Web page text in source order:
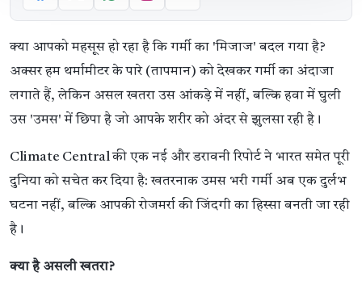
क्या आपको महसूस हो रहा है कि गर्मी का 'मिजाज' बदल गया है?
अक्सर हम थर्मामीटर के पारे (तापमान) को देखकर गर्मी का अंदाजा
लगाते हैं, लेकिन असल खतरा उस आंकड़े में नहीं, बल्कि हवा में घुली
उस 'उमस' में छिपा है जो आपके शरीर को अंदर से झुलसा रही है।
Climate Central की एक नई और डरावनी रिपोर्ट ने भारत समेत पूरी
दुनिया को सचेत कर दिया है: खतरनाक उमस भरी गर्मी अब एक दुर्लभ
घटना नहीं, बल्कि आपकी रोजमर्रा की जिंदगी का हिस्सा बनती जा रही
है।
क्या है असली खतरा?